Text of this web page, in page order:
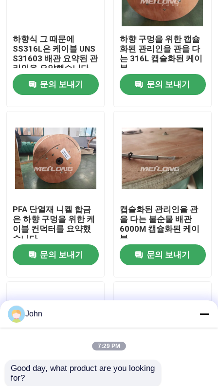
제품
화면
공장 여행
품질 관리
뉴스
유압 제어 라인
하향식 그 때문에
SS316L은 케이블 UNS
S31603 배관 요약된 관
리인을 요약했습니다
문의 보내기
하향 구멍을 위한 캡슐
화된 관리인을 관을 다
는 316L 캡슐화된 케이
블
문의 보내기
PFA 단열재 니켈 합금
은 하향 구멍을 위한 케
이블 컨덕터를 요약했
습니다
문의 보내기
캡슐화된 관리인을 관
을 다는 불순물 배관
6000M 캡슐화된 케이
블
문의 보내기
316L 배관 캡슐화된 케
John
7:29 PM
Good day, what product are you looking
for?